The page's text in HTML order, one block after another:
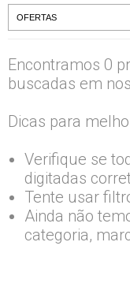
Encontramos 0
buscadas em
Dicas para
Verifique se
digitadas
Tente usar
Ainda não
categoria,